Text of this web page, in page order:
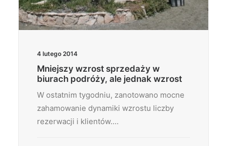
4 lutego 2014
Mniejszy wzrost sprzedaży w
biurach podróży, ale jednak wzrost
W ostatnim tygodniu, zanotowano mocne
zahamowanie dynamiki wzrostu liczby
rezerwacji i klientów.…